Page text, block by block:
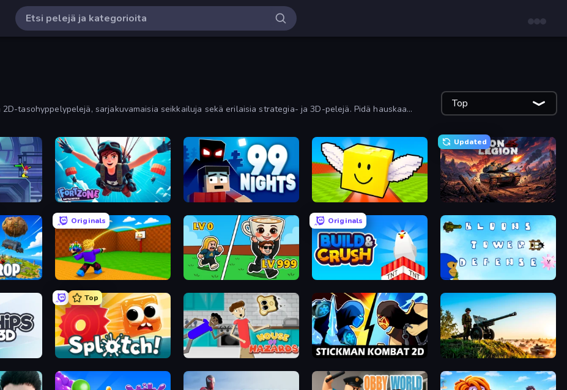
tasohyppelypelejä, sarjakuvamaisia seikkailuja sekä erilaisia strategia- ja 3D-pelejä. Pidä hauskaa
Top
Fortzone Battle Royale 99 Nights (Bloxd.io) Lucky Brainrot Blocks Online
Updated
Iron Legion
Originals
Throw a Lucky Block Brainrot Arena Online
Originals
Bloons Tower Defense 3
Top
Splotch! House of Hazards Stickman Kombat 2D Artillery Vs Tanks